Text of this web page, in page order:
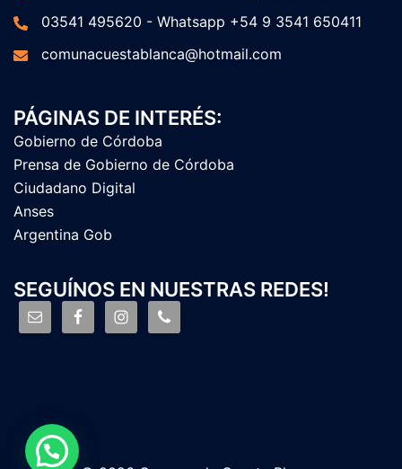
03541 495620 - Whatsapp +54 9 3541 650411
comunacuestablanca@hotmail.com
PÁGINAS DE INTERÉS:
Gobierno de Córdoba
Prensa de Gobierno de Córdoba
Ciudadano Digital
Anses
Argentina Gob
SEGUÍNOS EN NUESTRAS REDES!